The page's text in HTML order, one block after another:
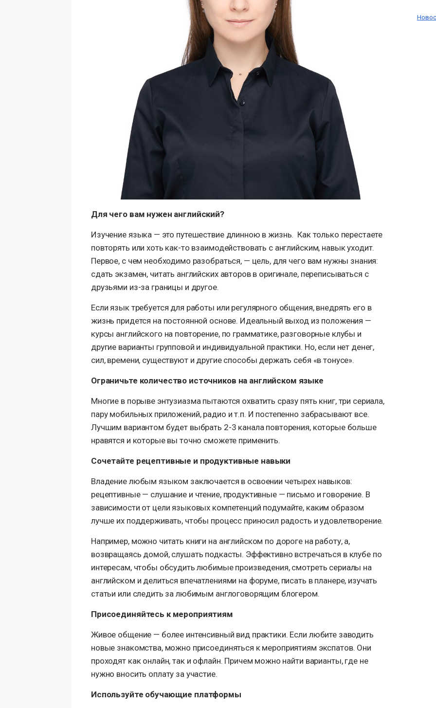
Для чего вам нужен английский?
Изучение языка — это путешествие длинною в жизнь. Как только перестаете
повторять или хоть как-то взаимодействовать с английским, навык уходит.
Первое, с чем необходимо разобраться, — цель, для чего вам нужны знания:
сдать экзамен, читать английских авторов в оригинале, переписываться с
друзьями из-за границы и другое.
Если язык требуется для работы или регулярного общения, внедрять его в
жизнь придется на постоянной основе. Идеальный выход из положения —
курсы английского на повторение, по грамматике, разговорные клубы и
другие варианты групповой и индивидуальной практики. Но, если нет денег,
сил, времени, существуют и другие способы держать себя «в тонусе».
Ограничьте количество источников на английском языке
Многие в порыве энтузиазма пытаются охватить сразу пять книг, три сериала,
пару мобильных приложений, радио и т.п. И постепенно забрасывают все.
Лучшим вариантом будет выбрать 2-3 канала повторения, которые больше
нравятся и которые вы точно сможете применить.
Сочетайте рецептивные и продуктивные навыки
Владение любым языком заключается в освоении четырех навыков:
рецептивные — слушание и чтение, продуктивные — письмо и говорение. В
зависимости от цели языковых компетенций подумайте, каким образом
лучше их поддерживать, чтобы процесс приносил радость и удовлетворение.
Например, можно читать книги на английском по дороге на работу, а,
возвращаясь домой, слушать подкасты. Эффективно встречаться в клубе по
интересам, чтобы обсудить любимые произведения, смотреть сериалы на
английском и делиться впечатлениями на форуме, писать в планере, изучать
статьи или следить за любимым англоговорящим блогером.
Присоединяйтесь к мероприятиям
Живое общение — более интенсивный вид практики. Если любите заводить
новые знакомства, можно присоединяться к мероприятиям экспатов. Они
проходят как онлайн, так и офлайн. Причем можно найти варианты, где не
нужно вносить оплату за участие.
Используйте обучающие платформы